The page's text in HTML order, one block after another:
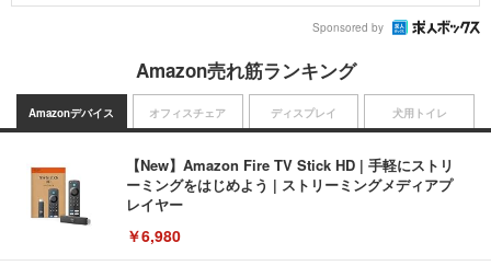
Sponsored by
Amazon売れ筋ランキング
Amazonデバイス
【New】Amazon Fire TV Stick HD | 手軽にストリ
ーミングをはじめよう | ストリーミングメディアプ
レイヤー
￥6,980
オフィスチェア ディスプレイ 犬用トイレ